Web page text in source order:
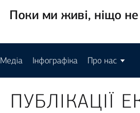
Поки ми живі, ніщо
Медіа Інфографіка Про нас
ПУБЛІКАЦІЇ